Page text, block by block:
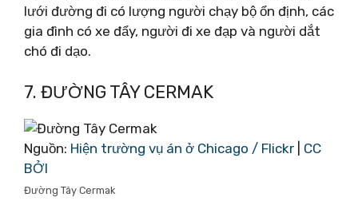
lưới đường đi có lượng người chạy bộ ổn định, các
gia đình có xe đẩy, người đi xe đạp và người dắt
chó đi dạo.
7. ĐƯỜNG TÂY CERMAK
Nguồn: Hiện trường vụ án ở Chicago / Flickr
CC
BỞI
Đường Tây Cermak